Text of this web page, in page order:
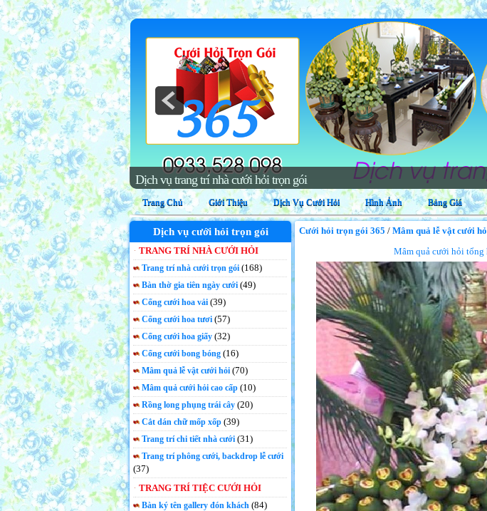
Trang Chủ Giới Thiệu Dịch Vụ Cưới Hỏi Hình Ảnh Bảng Giá
Dịch vụ cưới hỏi trọn gói
TRANG TRÍ NHÀ CƯỚI HỎI
Trang trí nhà cưới trọn gói (168)
Bàn thờ gia tiên ngày cưới (49)
Cổng cưới hoa vải (39)
Cổng cưới hoa tươi (57)
Cổng cưới hoa giấy (32)
Cổng cưới bong bóng (16)
Mâm quả lễ vật cưới hỏi (70)
Mâm quả cưới hỏi cao cấp (10)
Rồng long phụng trái cây (20)
Cắt dán chữ mốp xốp (39)
Trang trí chi tiết nhà cưới (31)
Trang trí phông cưới, backdrop lễ cưới
(37)
TRANG TRÍ TIỆC CƯỚI HỎI
Bàn ký tên gallery đón khách (84)
Cưới hỏi trọn gói 365 / Mâm quả lễ vật cưới
Mâm quả cưới hỏi